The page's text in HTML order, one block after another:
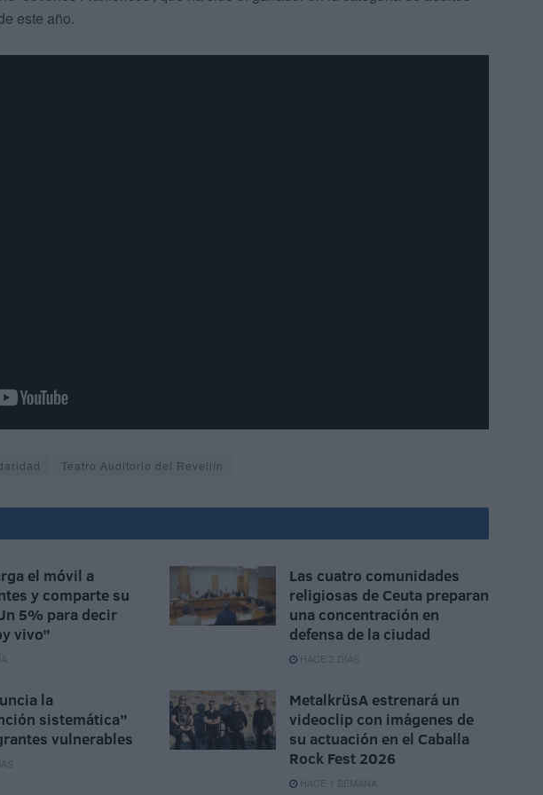
este año.
Teatro Auditorio del Revellín
el móvil a
y comparte su
5% para decir
vivo”
Las cuatro comunidades
religiosas de Ceuta preparan
una concentración en
defensa de la ciudad
HACE 2 DÍAS
la
sistemática”
vulnerables
MetalkrüsA estrenará un
videoclip con imágenes de
su actuación en el Caballa
Rock Fest 2026
HACE 1 SEMANA